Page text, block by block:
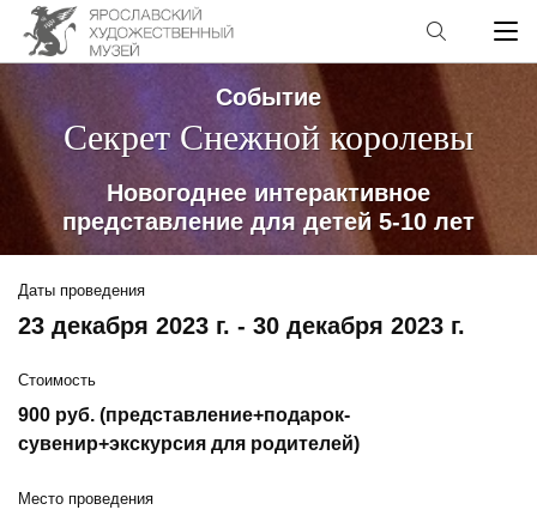
Событие
Секрет Снежной королевы
Новогоднее интерактивное
представление для детей 5-10 лет
Даты проведения
23 декабря 2023 г. - 30 декабря 2023 г.
Стоимость
900 руб. (представление+подарок-
сувенир+экскурсия для родителей)
Место проведения